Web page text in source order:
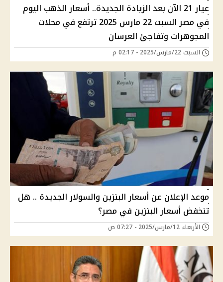
عيار 21 الآن بعد الزيادة الجديدة.. أسعار الذهب اليوم
في مصر السبت 22 مارس 2025 ترتفع في محلات
المجوهرات وتفاجئ العرسان
السبت 22/مارس/2025 - 02:17 م
موعد الإعلان عن أسعار البنزين والسولار الجديدة .. هل
تنخفض أسعار البنزين في مصر؟
الأربعاء 12/مارس/2025 - 07:27 ص